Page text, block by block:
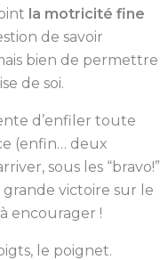
la motricité fine
de savoir
bien de permettre
de soi.
d’enfiler toute
(enfin… deux
sous les “bravo!”
victoire sur le
encourager !
le poignet.